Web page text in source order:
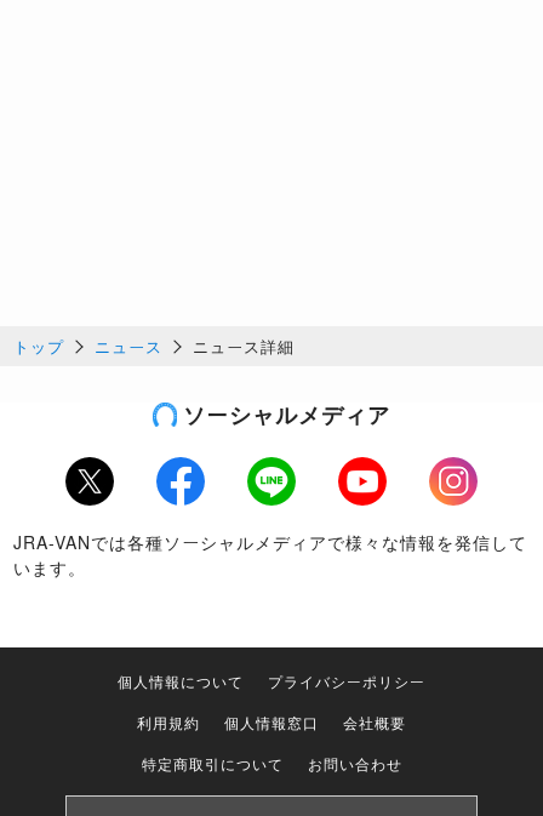
トップ ニュース ニュース詳細
ソーシャルメディア
Twitter Facebook LINE Youtube
Instagram
JRA-VANでは各種ソーシャルメディアで様々な情報を発信して
います。
個人情報について
プライバシーポリシー
利用規約
個人情報窓口
会社概要
特定商取引について
お問い合わせ